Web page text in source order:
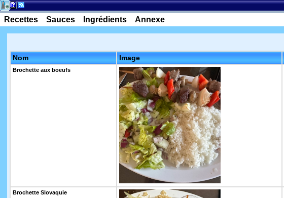
Recettes
Sauces Ingrédients Annexe
Nom Image
Brochette aux boeufs
Brochette Slovaquie